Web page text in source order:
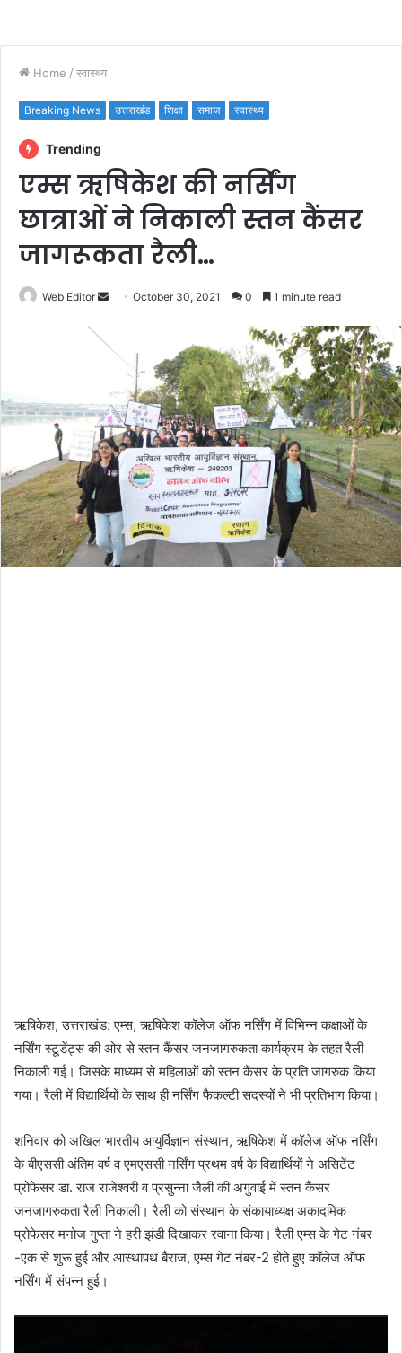
Home / स्वास्थ्य
Breaking News उत्तराखंड शिक्षा समाज स्वास्थ्य
Trending
एम्स ऋषिकेश की नर्सिंग
छात्राओं ने निकाली स्तन कैंसर
जागरूकता रैली…
Web Editor
n
e
m
a
l
October 30, 2021 0 1 minute read
ऋषिकेश, उत्तराखंड: एम्स, ऋषिकेश कॉलेज ऑफ नर्सिंग में विभिन्न कक्षाओं के
नर्सिंग स्टूडेंट्स की ओर से स्तन कैंसर जनजागरुकता कार्यक्रम के तहत रैली
निकाली गई। जिसके माध्यम से महिलाओं को स्तन कैंसर के प्रति जागरुक किया
गया। रैली में विद्यार्थियों के साथ ही नर्सिंग फैकल्टी सदस्यों ने भी प्रतिभाग किया।
शनिवार को अखिल भारतीय आयुर्विज्ञान संस्थान, ऋषिकेश में कॉलेज ऑफ नर्सिंग
के बीएससी अंतिम वर्ष व एमएससी नर्सिंग प्रथम वर्ष के विद्यार्थियों ने असिटेंट
प्रोफेसर डा. राज राजेश्वरी व प्रसुन्ना जैली की अगुवाई में स्तन कैंसर
जनजागरुकता रैली निकाली। रैली को संस्थान के संकायाध्यक्ष अकादमिक
प्रोफेसर मनोज गुप्ता ने हरी झंडी दिखाकर रवाना किया। रैली एम्स के गेट नंबर
-एक से शुरू हुई और आस्थापथ बैराज, एम्स गेट नंबर-2 होते हुए कॉलेज ऑफ
नर्सिंग में संपन्न हुई।